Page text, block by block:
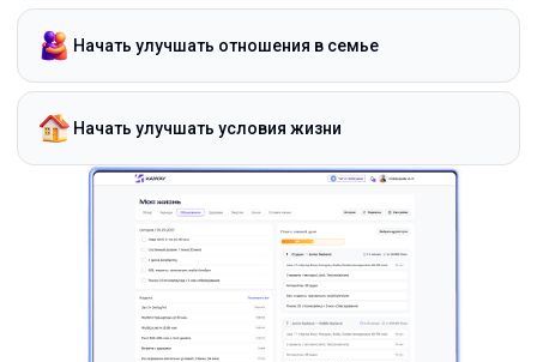
Начать улучшать отношения в семье
Начать улучшать условия жизни